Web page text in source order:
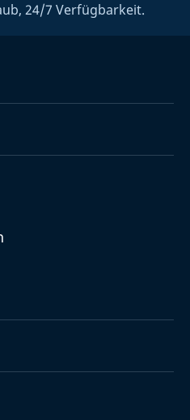
24/7 Verfügbarkeit.